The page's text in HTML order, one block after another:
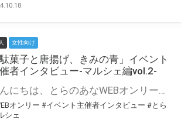
女性向け
駄菓子と唐揚げ、きみの青」イベント
者インタビュー-マルシェ編vol.2-
こんにちは、とらのあなWEBオンリー運営スタッフです。 新たにお届けする、イベント主催者インタビュー-マルシェ編-は、 とらのあなWEBオンリー「マルシェ」をご利用の主催様に 「マルシェ」を使ってイベントを開催した感想や心がけをお聞きする企画です。 今回は、WEBオンリー初開催「駄菓子と唐揚げ、きみの青」より、 主催のぎこ六屋様にお話を伺いました。 協力：ぎこ六屋様／イベント公式Twitter（@krkgwks） とらのあなWEBオンリー「マルシェ」とは？ WEBオンリーでリアルタイムでコミュニケーションがとれるオンライン会場です。
オンリー #イベント主催者インタビュー #とら
シェ